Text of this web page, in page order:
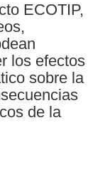
ECOTIP,
los efectos
sobre la
de la